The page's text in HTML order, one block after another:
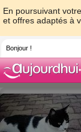
En poursuivant
et offres adaptés à
Bonjour !